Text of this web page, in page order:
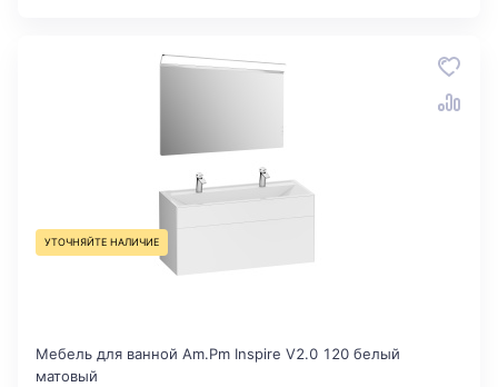
УТОЧНЯЙТЕ НАЛИЧИЕ
Мебель для ванной Am.Pm Inspire V2.0 120 белый
матовый